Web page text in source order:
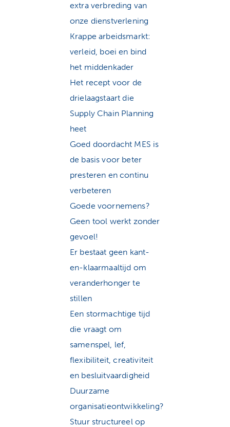
extra verbreding van
onze dienstverlening
Krappe arbeidsmarkt:
verleid, boei en bind
het middenkader
Het recept voor de
drielaagstaart die
Supply Chain Planning
heet
Goed doordacht MES is
de basis voor beter
presteren en continu
verbeteren
Goede voornemens?
Geen tool werkt zonder
gevoel!
Er bestaat geen kant-
en-klaarmaaltijd om
veranderhonger te
stillen
Een stormachtige tijd
die vraagt om
samenspel, lef,
flexibiliteit, creativiteit
en besluitvaardigheid
Duurzame
organisatieontwikkeling?
Stuur structureel op